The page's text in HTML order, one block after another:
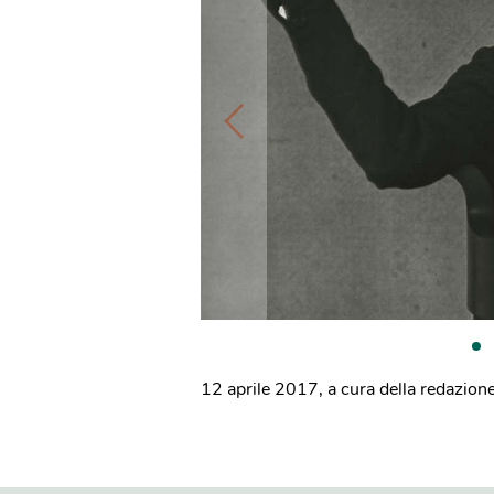
12 aprile 2017, a cura della